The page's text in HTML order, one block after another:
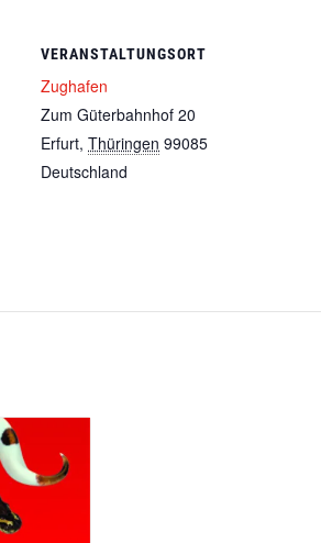
VERANSTALTUNGSORT
Zughafen
Zum Güterbahnhof 20
Erfurt, Thüringen 99085
Deutschland